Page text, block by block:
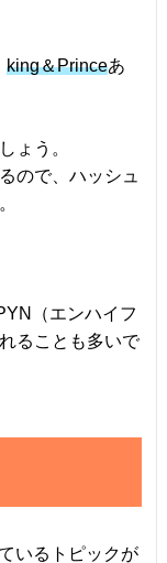
king＆Princeあ
ょう。
ので、ハッシュ
（エンハイフ
ることも多いで
いるトピックが